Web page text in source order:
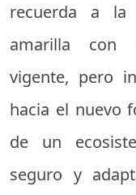
recuerda a la
amarilla con
vigente, pero
hacia el nuevo
de un
seguro y